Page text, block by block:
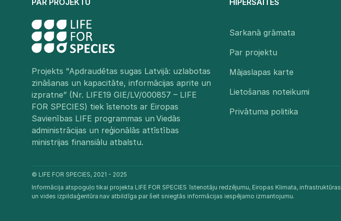
PAR PROJEKTU
Projekts "Apdraudētas sugas Latvijā: uzlabotas
zināšanas un kapacitāte, informācijas aprite un
izpratne” (Nr. LIFE19 GIE/LV/000857 – LIFE
FOR SPECIES) tiek īstenots ar Eiropas
Savienības LIFE programmas un Viedās
administrācijas un reģionālās attīstības
ministrijas finansiālu atbalstu.​
HIPERSAITES
Sarkanā grāmata
Par projektu
Mājaslapas karte
Lietošanas noteikumi
Privātuma politika
© LIFE FOR SPECIES, 2021 - 2025
Informācija atspoguļo tikai projekta LIFE FOR SPECIES īstenotāju redzējumu, Eiropas Klimata, infrastruktūras
un vides izpildaģentūra nav atbildīga par šeit sniegtās informācijas iespējamo izmantojumu.​